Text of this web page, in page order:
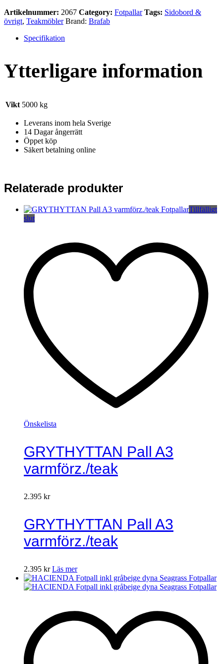
Artikelnummer: 2067 Category: Fotpallar Tags: Sidobord &
övrigt, Teakmöbler Brand: Brafab
Specifikation
Ytterligare information
Vikt 5000 kg
Leverans inom hela Sverige
14 Dagar ångerrätt
Öppet köp
Säkert betalning online
Relaterade produkter
Tillfälligt
slut
Önskelista
GRYTHYTTAN Pall A3
varmförz./teak
2.395 kr
GRYTHYTTAN Pall A3
varmförz./teak
2.395 kr Läs mer